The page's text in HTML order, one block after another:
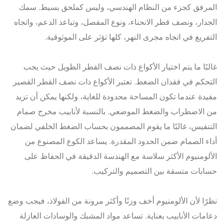
المرفق كجزء من النظام الهندسي، وليس كملحق بسيط. سمك
الجدار، ونصف قطر الانحناء، ونوع المفصل، وتباعد الدعم، واتجاه
التفريغ في اتجاه مجرى النهر، كلها تؤثر على الموثوقية.
غالبًا ما يتم اختيار الأكواع ذات نصف القطر الطويل حيث يجب
التحكم في فقدان الضغط. تعتبر الأكواع ذات نصف القطر القصير
مفيدة عندما تكون المساحة محدودة للغاية، ولكنها يمكن أن تزيد
من الاضطراب والضغط الموضعي. بالنسبة لأنابيب مخرج صمام
التنفيس، غالبًا ما يقوم المصممون بحساب الضغط الخلفي لضمان
أداء الصمام ضمن الحدود المقدرة. يساعد الكوع المصنوع من
الألومنيوم الأكثر سلاسة مع الهندسة الدقيقة في الحفاظ على
حسابات متسقة بين التصميم والتركيب.
نظرًا لأن الألومنيوم أخف وزنًا وأكثر مرونة من الفولاذ، فيجب وضع
دعامات الأنابيب بعناية. تساعد مواد المشبك والوسادات العازلة